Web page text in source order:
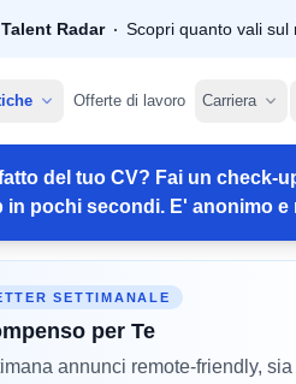
Talent Radar Scopri quanto vali sul
Offerte di lavoro Carriera
del tuo CV? Fai un check-
in pochi secondi. E' anonimo
SETTIMANALE
per Te
annunci remote-friendly,